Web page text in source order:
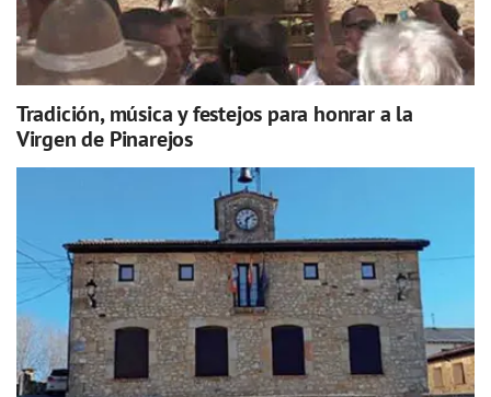
Tradición, música y festejos para honrar a la
Virgen de Pinarejos